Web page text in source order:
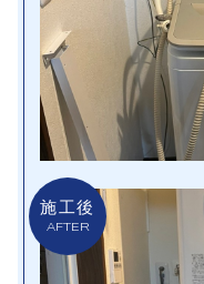
施工後
AFTER